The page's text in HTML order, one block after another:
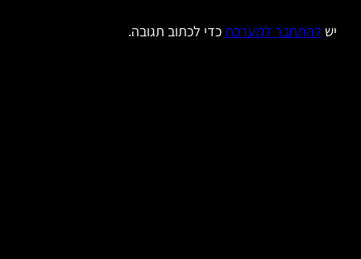
יש להתחבר למערכתכדי לכתוב תגובה.